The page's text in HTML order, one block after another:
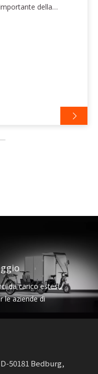
della
operativa, le
da carico estesi,
le aziende di
50181 Bedburg,